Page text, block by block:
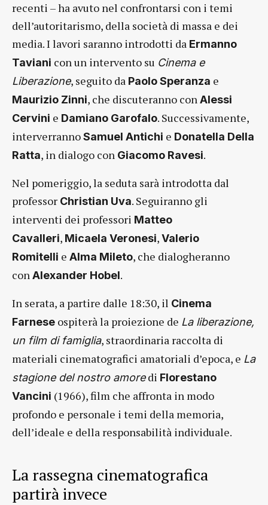
recenti – ha avuto nel confrontarsi con i temi
dell’autoritarismo, della società di massa e dei
media. I lavori saranno introdotti da Ermanno
Taviani con un intervento su Cinema e
Liberazione, seguito da Paolo Speranza e
Maurizio Zinni, che discuteranno conAlessi
Cervini e Damiano Garofalo. Successivamente,
interverrannoSamuel Antichi e Donatella Della
Ratta, in dialogo con Giacomo Ravesi.
Nel pomeriggio, la seduta sarà introdotta dal
professor Christian Uva. Seguiranno gli
interventi dei professori Matteo
Cavalleri, Micaela Veronesi,Valerio
Romitelli e Alma Mileto, che dialogheranno
conAlexander Hobel.
In serata, a partire dalle 18:30, il Cinema
Farnese ospiterà la proiezione de La liberazione,
un film di famiglia, straordinaria raccolta di
materiali cinematografici amatoriali d’epoca, e La
stagione del nostro amoredi Florestano
Vancini (1966), film che affronta in modo
profondo e personale i temi della memoria,
dell’ideale e della responsabilità individuale.
La rassegna cinematografica
partirà invece